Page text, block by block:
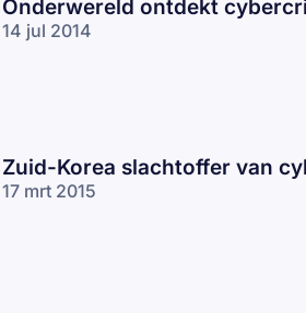
Onderwereld ontdekt
14 jul 2014
Zuid-Korea slachtoffer van
17 mrt 2015